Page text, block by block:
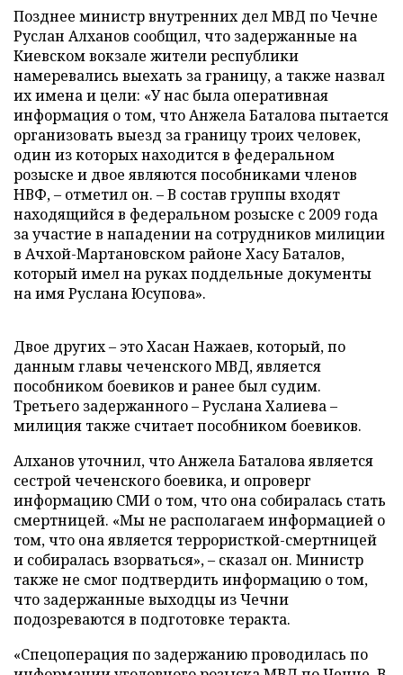
Позднее министр внутренних дел МВД по Чечне
Руслан Алханов сообщил, что задержанные на
Киевском вокзале жители республики
намеревались выехать за границу, а также назвал
их имена и цели: «У нас была оперативная
информация о том, что Анжела Баталова пытается
организовать выезд за границу троих человек,
один из которых находится в федеральном
розыске и двое являются пособниками членов
НВФ,– отметил он. –В состав группы входят
находящийся в федеральном розыске с 2009 года
за участие в нападении на сотрудников милиции
в Ачхой-Мартановском районе Хасу Баталов,
который имел на руках поддельные документы
на имя Руслана Юсупова».
Двое других– это Хасан Нажаев, который, по
данным главы чеченского МВД, является
пособником боевиков и ранее был судим.
Третьего задержанного–Руслана Халиева–
милиция также считает пособником боевиков.
Алханов уточнил, что Анжела Баталова является
сестрой чеченского боевика, и опроверг
информацию СМИ о том, что она собиралась стать
смертницей. «Мы не располагаем информацией о
том, что она является террористкой-смертницей
и собиралась взорваться»,– сказал он. Министр
также не смог подтвердить информацию о том,
что задержанные выходцы из Чечни
подозреваются в подготовке теракта.
«Спецоперация по задержанию проводилась по